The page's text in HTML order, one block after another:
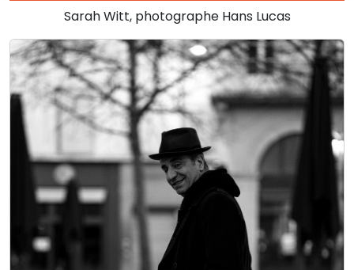
Sarah Witt, photographe Hans Lucas